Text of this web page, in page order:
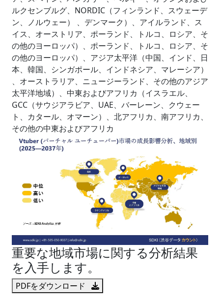
ルクセンブルグ、NORDIC（フィンランド、スウェーデ
ン、ノルウェー） 、デンマーク）、アイルランド、ス
イス、オーストリア、ポーランド、トルコ、ロシア、そ
の他のヨーロッパ）、ポーランド、トルコ、ロシア、そ
の他のヨーロッパ）、アジア太平洋（中国、インド、日
本、韓国、シンガポール、インドネシア、マレーシア）
、オーストラリア、ニュージーランド、その他のアジア
太平洋地域）、中東およびアフリカ（イスラエル、
GCC（サウジアラビア、UAE、バーレーン、クウェー
ト、カタール、オマーン）、北アフリカ、南アフリカ、
その他の中東およびアフリカ
重要な地域市場に関する分析結果
を入手します。
PDFをダウンロード